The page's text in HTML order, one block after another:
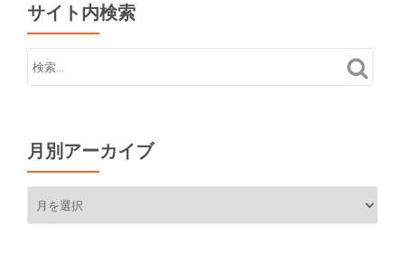
サイト内検索
月別アーカイブ
別